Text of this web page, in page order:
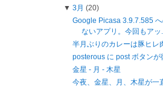
▼ 3月 (20)
Google Picasa 3.9.7.585
ないアプリ。今回もアッ
半月ぶりのカレーは豚ヒレ
posterous に post ボタンが
金星 - 月 - 木星
今夜、金星、月、木星が一